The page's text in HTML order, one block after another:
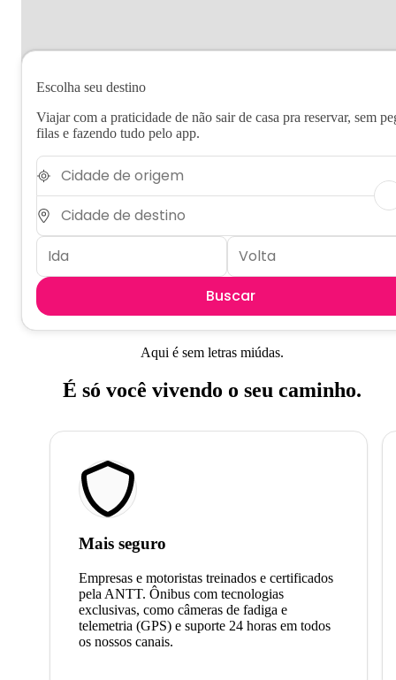
Escolha seu destino
Viajar com a praticidade de não sair de casa pra reservar, sem
filas e fazendo tudo pelo app.
Buscar
Aqui é sem letras miúdas.
É só você vivendo o seu caminho.
Mais seguro
Empresas e motoristas treinados e certificados
pela ANTT. Ônibus com tecnologias
exclusivas, como câmeras de fadiga e
telemetria (GPS) e suporte 24 horas em todos
os nossos canais.